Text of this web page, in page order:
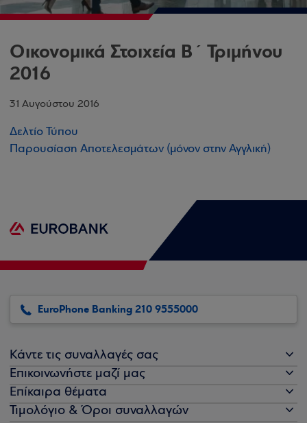
Οικονομικά Στοιχεία Β΄ Τριμήνου
2016
31 Αυγούστου 2016
Δελτίο Τύπου
Παρουσίαση Αποτελεσμάτων (μόνον στην Αγγλική)
EuroPhone Banking 210 9555000
Κάντε τις συναλλαγές σας
Επικοινωνήστε μαζί μας
Επίκαιρα θέματα
Τιμολόγιο & Όροι συναλλαγών